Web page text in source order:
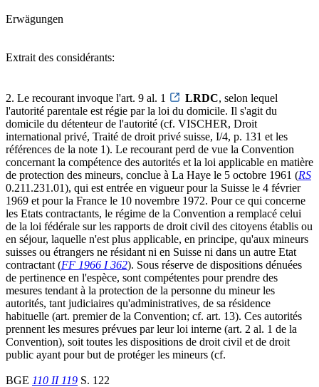
Erwägungen
Extrait des considérants:
2. Le recourant invoque l'art. 9 al. 1 LRDC, selon lequel
l'autorité parentale est régie par la loi du domicile. Il s'agit du
domicile du détenteur de l'autorité (cf. VISCHER, Droit
international privé, Traité de droit privé suisse, I/4, p. 131 et les
références de la note 1). Le recourant perd de vue la Convention
concernant la compétence des autorités et la loi applicable en matière
de protection des mineurs, conclue à La Haye le 5 octobre 1961 (RS
0.211.231.01), qui est entrée en vigueur pour la Suisse le 4 février
1969 et pour la France le 10 novembre 1972. Pour ce qui concerne
les Etats contractants, le régime de la Convention a remplacé celui
de la loi fédérale sur les rapports de droit civil des citoyens établis ou
en séjour, laquelle n'est plus applicable, en principe, qu'aux mineurs
suisses ou étrangers ne résidant ni en Suisse ni dans un autre Etat
contractant (FF 1966 I 362). Sous réserve de dispositions dénuées
de pertinence en l'espèce, sont compétentes pour prendre des
mesures tendant à la protection de la personne du mineur les
autorités, tant judiciaires qu'administratives, de sa résidence
habituelle (art. premier de la Convention; cf. art. 13). Ces autorités
prennent les mesures prévues par leur loi interne (art. 2 al. 1 de la
Convention), soit toutes les dispositions de droit civil et de droit
public ayant pour but de protéger les mineurs (cf.
BGE 110 II 119 S. 122